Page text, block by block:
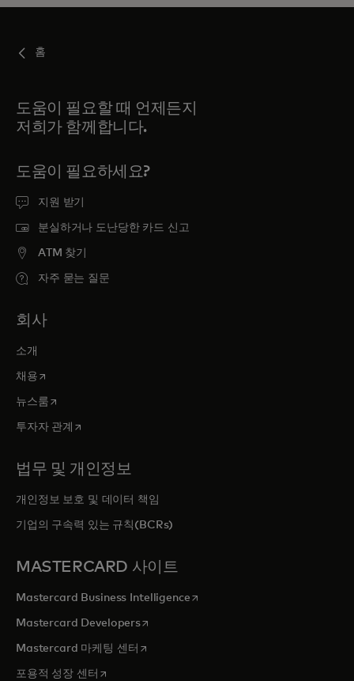
홈
도움이 필요할 때 언제든지
저희가 함께합니다.
도움이 필요하세요?
지원 받기
분실하거나 도난당한 카드 신고
ATM 찾기
자주 묻는 질문
회사
소개
채용새 탭에서 열림
뉴스룸새 탭에서 열림
투자자 관계 새 탭에서 열림
법무 및 개인정보
개인정보 보호 및 데이터 책임
기업의 구속력 있는 규칙(BCRs)
MASTERCARD 사이트
Mastercard Business Intelligence새 탭에서 열림
Mastercard Developers새 탭에서 열림
Mastercard 마케팅 센터 새 탭에서 열림
포용적 성장 센터 새 탭에서 열림